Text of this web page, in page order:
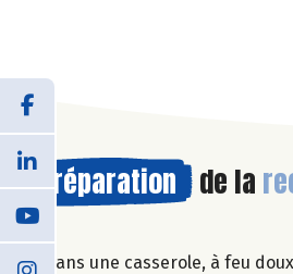
Préparation de la
Dans une casserole, à feu